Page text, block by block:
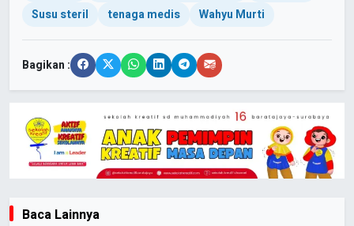
Susu steril
tenaga medis Wahyu Murti
Bagikan :
Baca Lainnya